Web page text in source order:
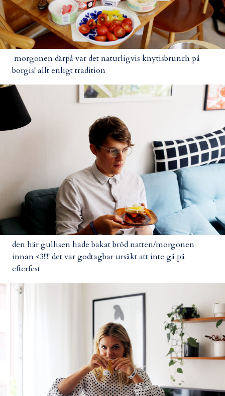
morgonen därpå var det naturligvis knytisbrunch på
borgis! allt enligt tradition
den här gullisen hade bakat bröd natten/morgonen
innan <3!!!! det var godtagbar ursäkt att inte gå på
efterfest